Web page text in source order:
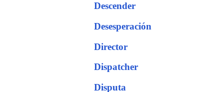
Descender
Desesperación
Director
Dispatcher
Disputa